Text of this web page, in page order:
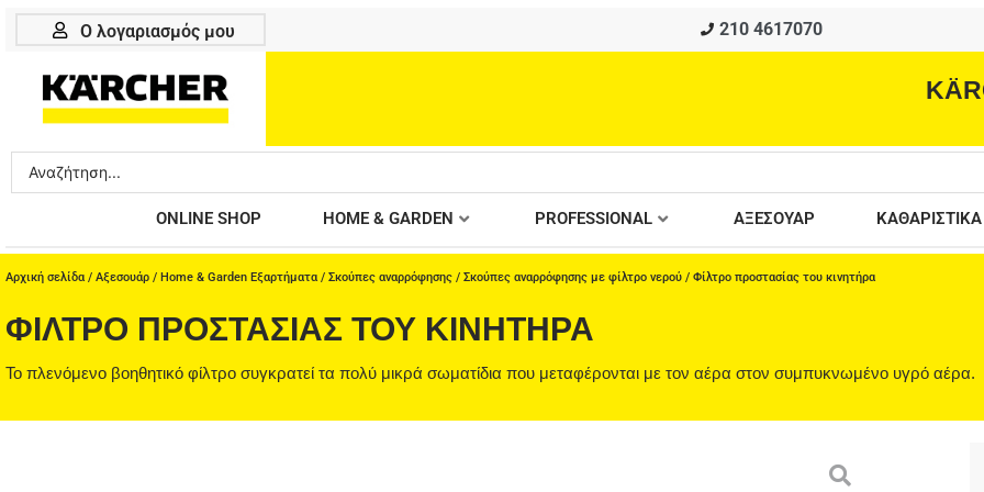
Μετάβαση
Ο λογαριασμός μου 210 4617070
Search
...
ONLINE SHOP HOME & GARDEN PROFESSIONAL ΑΞΕΣΟΥΑΡ ΚΑΘΑΡΙΣΤΙΚΑ
Αρχική σελίδα / Αξεσουάρ / Home & Garden Εξαρτήματα / Σκούπες αναρρόφησης / Σκούπες αναρρόφησης με φίλτρο νερού / Φίλτρο προστασίας του κινητήρα
ΦΊΛΤΡΟ ΠΡΟΣΤΑΣΊΑΣ ΤΟΥ ΚΙΝΗΤΉΡΑ
Το πλενόμενο βοηθητικό φίλτρο συγκρατεί τα πολύ μικρά σωματίδια που μεταφέρονται με τον αέρα στον συμπυκνωμένο υγρό αέρα.